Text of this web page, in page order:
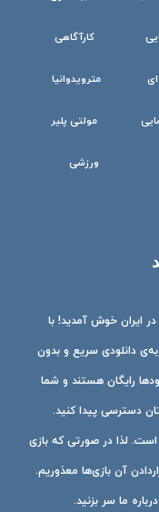
کارآگاهی
مترویدوانیا
مولتی پلیر
ورزشی
ایران خوش آمدید! با
دانلودی سریع و بدون
رایگان هستند و شما
دسترسی پیدا کنید.
لذا در صورتی که بازی
آن بازی‌ها معذوریم.
ما سر بزنید.